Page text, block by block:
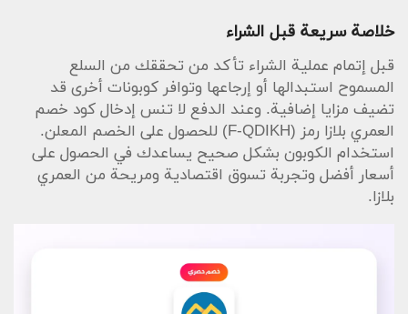
خلاصة سريعة قبل الشراء
قبل إتمام عملية الشراء تأكد من تحققك من السلع
المسموح استبدالها أو إرجاعها وتوافر كوبونات أخرى قد
تضيف مزايا إضافية. وعند الدفع لا تنس إدخال كود خصم
العمري بلازا رمز (F-QDIKH) للحصول على الخصم المعلن.
استخدام الكوبون بشكل صحيح يساعدك في الحصول على
أسعار أفضل وتجربة تسوق اقتصادية ومريحة من العمري
بلازا.